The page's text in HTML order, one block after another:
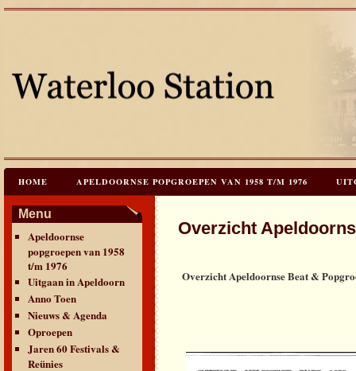
HOME APELDOORNSE POPGROEPEN VAN 1958 T/M 1976
JAREN 60 FESTIVALS & REÜNIES
CONTACT & VERANTWOORDING LINKS LAATSTE UPDATES
Menu
Apeldoornse
popgroepen van 1958
t/m 1976
Uitgaan in Apeldoorn
Anno Toen
Nieuws & Agenda
Oproepen
Jaren 60 Festivals &
Reünies
Overzicht
Overzicht Apeldoornse Beat &